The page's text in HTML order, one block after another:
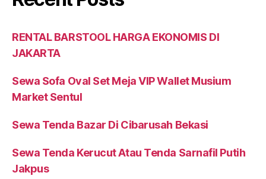
RENTAL BARSTOOL HARGA EKONOMIS DI
JAKARTA
Sewa Sofa Oval Set Meja VIP Wallet Musium
Market Sentul
Sewa Tenda Bazar Di Cibarusah Bekasi
Sewa Tenda Kerucut Atau Tenda Sarnafil Putih
Jakpus